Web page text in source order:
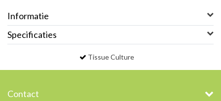
Informatie
Specificaties
Tissue Culture
Contact